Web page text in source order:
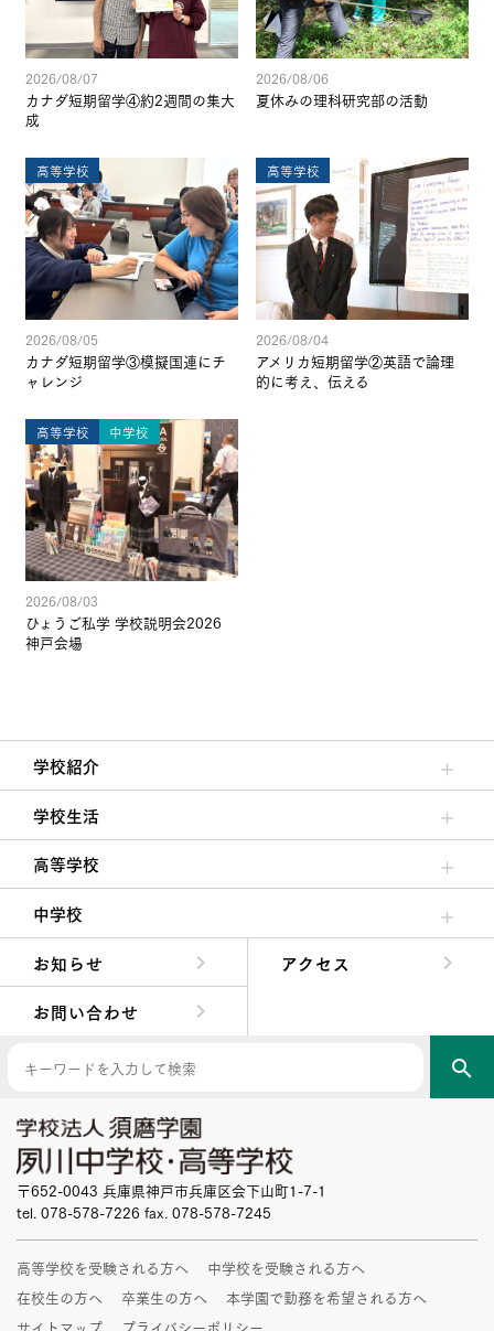
2026/08/07
カナダ短期留学④約2週間の集大
成
2026/08/06
夏休みの理科研究部の活動
高等学校
2026/08/05
カナダ短期留学③模擬国連にチ
ャレンジ
高等学校
2026/08/04
アメリカ短期留学②英語で論理
的に考え、伝える
高等学校 中学校
2026/08/03
ひょうご私学 学校説明会2026
神戸会場
学校紹介
理事長/学園長メッセージ
安心して任せられる学校
沿革
施設・設備
大学合格実績
学校生活
クラブ活動・生徒会活動
夙川ブログ
制服紹介
夙川カレンダー
高等学校
高校校長からの挨拶
高校の教育方針／特色
特進コース／進学コース
年間行事
先輩たちの声・生徒たちの声
中学校
中学校長からの挨拶
中学校の教育方針／特色
Aコース／Bコース
年間行事
先輩たちの声・生徒たちの声
お知らせ
アクセス
お問い合わせ
search
〒652-0043 兵庫県神戸市兵庫区会下山町1-7-1
tel. 078-578-7226 fax. 078-578-7245
高等学校を受験される方へ
中学校を受験される方へ
在校生の方へ
卒業生の方へ
本学園で勤務を希望される方へ
サイトマップ
プライバシーポリシー